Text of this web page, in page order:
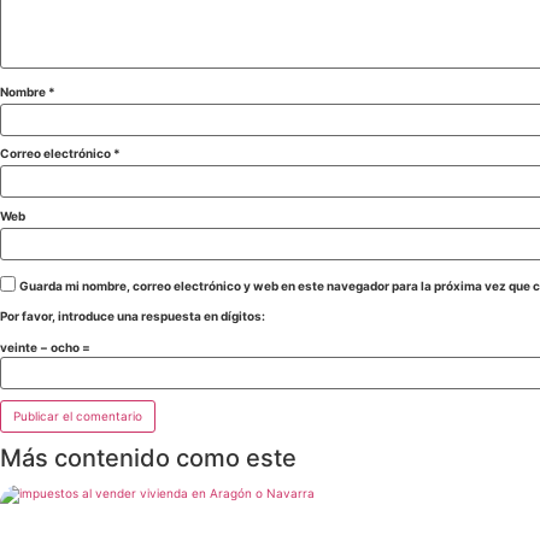
Nombre *
Correo electrónico *
Web
Guarda mi nombre, correo electrónico y web en este navegador para la próxima vez que
Por favor, introduce una respuesta en dígitos:
veinte − ocho =
Más contenido como este